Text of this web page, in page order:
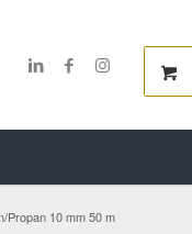
Propan 10 mm 50 m